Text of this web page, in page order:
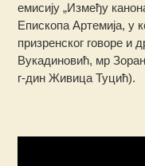
емисију „Између
Епископa Артемијa, у
призренског говоре и
Вукадиновић, мр
г-дин Живица Туцић).